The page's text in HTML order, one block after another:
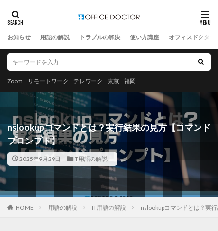
お知らせ 用語の解説 トラブルの解決 使い方講座 オフィスドクター
Zoom リモートワーク テレワーク 東京 福岡
nslookupコマンドとは？実行結果の見方【コマンド
プロンプト】
2025年9月29日 IT用語の解説
HOME 用語の解説 IT用語の解説 nslookupコマンドとは？実